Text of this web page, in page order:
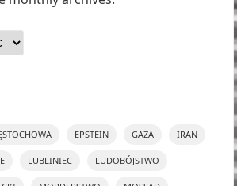
EPSTEIN GAZA IRAN
LUBLINIEC LUDOBÓJSTWO